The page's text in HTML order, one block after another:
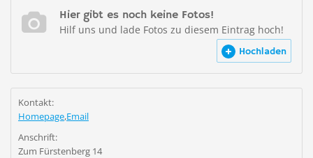
Hier gibt es noch keine Fotos!
Hilf uns und lade Fotos zu diesem Eintrag hoch!
Hochladen
Kontakt:
Homepage,Email
Anschrift:
Zum Fürstenberg 14